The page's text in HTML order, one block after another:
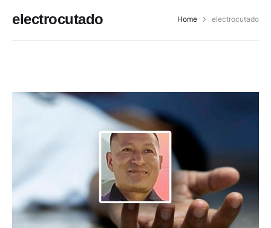
electrocutado Home electrocutado